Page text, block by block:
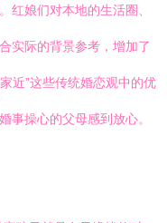
红娘们对本地的生活圈、
实际的背景参考，增加了
近”这些传统婚恋观中的优
事操心的父母感到放心。